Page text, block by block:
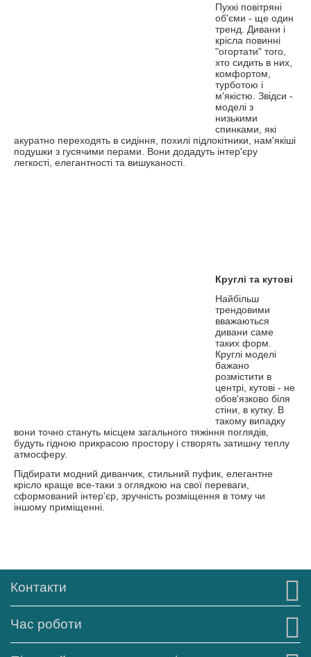
Пухкі повітряні
об'‎єми - ще один
тренд. Дивани і
крісла повинні
"огортати" того,
хто сидить в них,
комфортом,
турботою і
м'якістю. Звідси -
моделі з
низькими
спинками, які
акуратно переходять в сидіння, похилі підлокітники, нам'‎якіші
подушки з гусячими перами. Вони додадуть інтер'єру
легкості, елегантності та вишуканості.
Круглі та кутові
Найбільш
трендовими
вважаються
дивани саме
таких форм.
Круглі моделі
бажано
розмістити в
центрі, кутові - не
обов'язково біля
стіни, в кутку. В
такому випадку
вони точно стануть місцем загального тяжіння поглядів,
будуть гідною прикрасою простору і створять затишну теплу
атмосферу.
Підбирати модний диванчик, стильний пуфик, елегантне
крісло краще все-таки з оглядкою на свої переваги,
сформований інтер'єр, зручність розміщення в тому чи
іншому приміщенні.
Контакти
Час роботи